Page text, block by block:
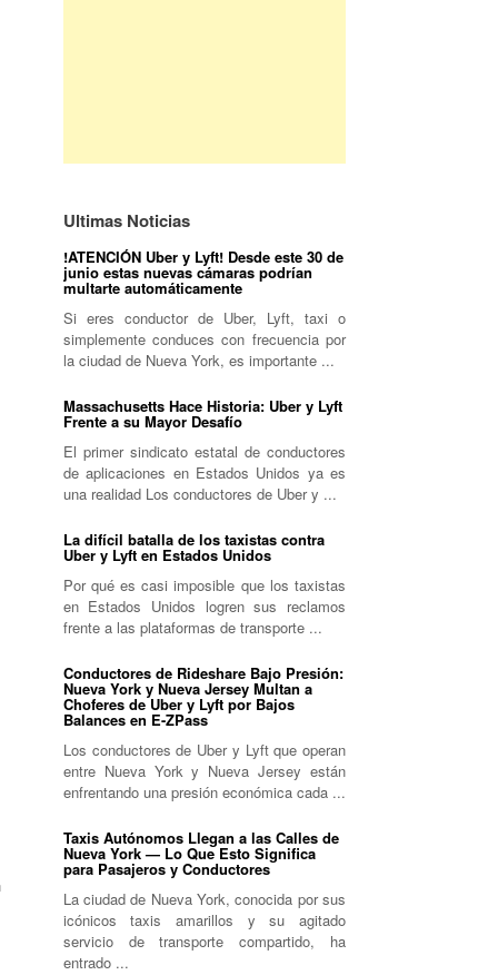
Ultimas Noticias
!ATENCIÓN Uber y Lyft! Desde este 30 de
junio estas nuevas cámaras podrían
multarte automáticamente
Si eres conductor de Uber, Lyft, taxi o
simplemente conduces con frecuencia por
la ciudad de Nueva York, es importante ...
Massachusetts Hace Historia: Uber y Lyft
Frente a su Mayor Desafío
El primer sindicato estatal de conductores
de aplicaciones en Estados Unidos ya es
una realidad Los conductores de Uber y ...
La difícil batalla de los taxistas contra
Uber y Lyft en Estados Unidos
Por qué es casi imposible que los taxistas
en Estados Unidos logren sus reclamos
frente a las plataformas de transporte ...
Conductores de Rideshare Bajo Presión:
Nueva York y Nueva Jersey Multan a
Choferes de Uber y Lyft por Bajos
Balances en E-ZPass
Los conductores de Uber y Lyft que operan
entre Nueva York y Nueva Jersey están
enfrentando una presión económica cada ...
Taxis Autónomos Llegan a las Calles de
Nueva York — Lo Que Esto Significa
para Pasajeros y Conductores
La ciudad de Nueva York, conocida por sus
icónicos taxis amarillos y su agitado
servicio de transporte compartido, ha
entrado ...